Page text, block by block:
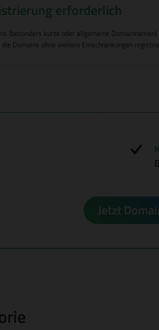
erforderlich
(besonders kurze oder allgemeine
Domains ohne weitere Einschränkungen
Jetzt